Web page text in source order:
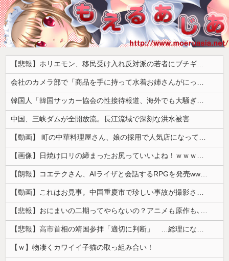
【悲報】ホリエモン、移民受け入れ反対派の若者にブチギレ「差別するなんて最低だ！」 → スタジオ誰も反論できず沈黙 ………
会社のカメラ部で「商品を手に持って水着お姉さんがにっこり」を撮影、だがお姉さんは素人アルバイトで親バレした結果……
韓国人「韓国サッカー協会の性接待報道、海外でも大騒ぎに・・・2002年W杯4強の記録取り消しの声も」→「マジで国の恥だ」「2002年まで疑う価値...
中国、三峡ダムが全開放流。長江流域で深刻な洪水被害
【動画】 町の中華料理屋さん、娘の採用で人気店になってしまう
【画像】日焼け口リの締まったお尻っていいよね！ｗｗｗｗｗ
【朗報】コエテクさん、AIライザと会話するRPGを発売wwwwwwwwwwww
【動画】これはお見事。中国重慶市で珍しい事故が撮影される。
【悲報】おにまいの二期ってやらないの？アニメも原作も､外人からも人気あったのに
【悲報】高市首相の靖国参拝「適切に判断」 …総理になる前の昨年は参拝
【ｗ】物凄くカワイイ子猫の取っ組み合い！